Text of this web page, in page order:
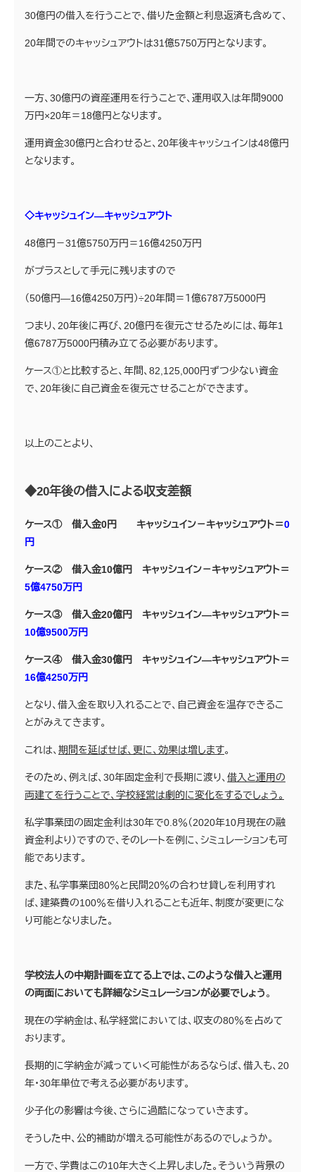
30億円の借入を行うことで、借りた金額と利息返済も含めて、
20年間でのキャッシュアウトは31億5750万円となります。
一方、30億円の資産運用を行うことで、運用収入は年間9000
万円×20年＝18億円となります。
運用資金30億円と合わせると、20年後キャッシュインは48億円
となります。
◇キャッシュイン―キャッシュアウト
48億円－31億5750万円＝16億4250万円
がプラスとして手元に残りますので
（50億円―16億4250万円）÷20年間＝１億6787万5000円
つまり、20年後に再び、20億円を復元させるためには、毎年1
億6787万5000円積み立てる必要があります。
ケース①と比較すると、年間、82,125,000円ずつ少ない資金
で、20年後に自己資金を復元させることができます。
以上のことより、
◆20年後の借入による収支差額
ケース① 借入金0円 キャッシュイン－キャッシュアウト＝0
円
ケース② 借入金10億円 キャッシュイン－キャッシュアウト＝
5億4750万円
ケース③ 借入金20億円 キャッシュイン―キャッシュアウト＝
10億9500万円
ケース④ 借入金30億円 キャッシュイン―キャッシュアウト＝
16億4250万円
となり、借入金を取り入れることで、自己資金を温存できるこ
とがみえてきます。
これは、 期間を延ばせば、更に、効果は増します。
そのため、例えば、30年固定金利で長期に渡り、 借入と運用の
両建てを行うことで、学校経営は劇的に変化をするでしょう。
私学事業団の固定金利は30年で0.8％（2020年10月現在の融
資金利より）ですので、そのレートを例に、シミュレーションも可
能であります。
また、私学事業団80％と民間20％の合わせ貸しを利用すれ
ば、建築費の100％を借り入れることも近年、制度が変更にな
り可能となりました。
学校法人の中期計画を立てる上では、このような借入と運用
の両面においても詳細なシミュレーションが必要でしょう。
現在の学納金は、私学経営においては、収支の80％を占めて
おります。
長期的に学納金が減っていく可能性があるならば、借入も、20
年・30年単位で考える必要があります。
少子化の影響は今後、さらに過酷になっていきます。
そうした中、公的補助が増える可能性があるのでしょうか。
一方で、学費はこの10年大きく上昇しました。そういう背景の